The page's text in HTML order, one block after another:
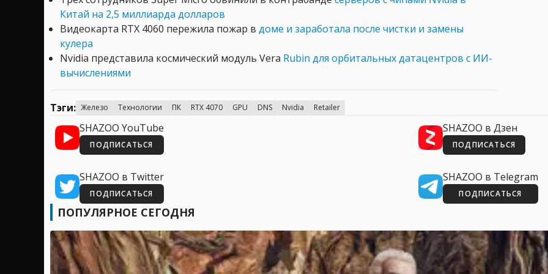
Китай на 2,5 миллиарда долларов
Видеокарта RTX 4060 пережила пожар в доме и заработала после чистки и замены
кулера
Nvidia представила космический модуль Vera Rubin для орбитальных датацентров с ИИ-
вычислениями
Тэги: Железо Технологии ПК RTX 4070 GPU DNS Nvidia Retailer
SHAZOO YouTube
ПОДПИСАТЬСЯ
SHAZOO в Дзен
ПОДПИСАТЬСЯ
SHAZOO в Twitter
ПОДПИСАТЬСЯ
SHAZOO в Telegram
ПОДПИСАТЬСЯ
ПОПУЛЯРНОЕ СЕГОДНЯ